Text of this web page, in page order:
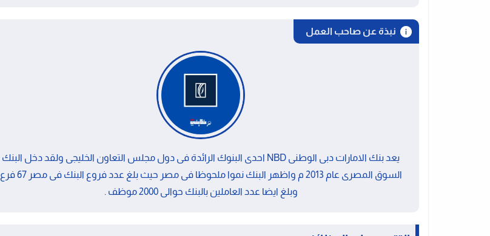
نبذة عن صاحب العمل
يعد بنك الامارات دبى الوطنى NBD احدى البنوك الرائدة فى دول مجلس التعاون الخليجى ولقد دخل البنك
السوق المصرى عام 2013 م واظهر البنك نموا ملحوظا فى مصر حيث بلغ عدد فروع البنك فى مصر 67 فرع
وبلغ ايضا عدد العاملين بالبنك حوالى 2000 موظف .